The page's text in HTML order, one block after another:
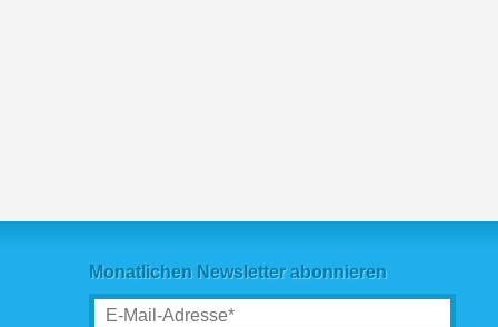
Monatlichen Newsletter abonnieren